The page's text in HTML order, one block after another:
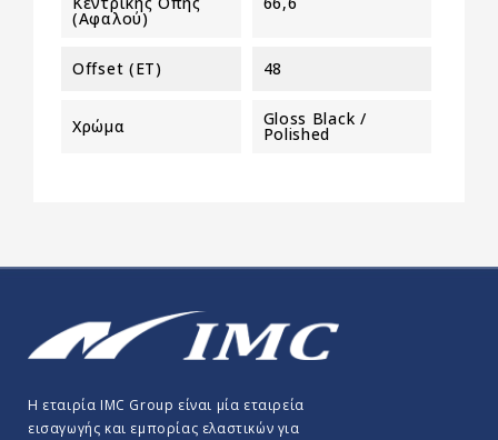
(αφαλού)
Offset (ET) 48
Χρώμα Gloss Black /
Polished
Η εταιρία IMC Group είναι μία εταιρεία
εισαγωγής και εμπορίας ελαστικών για